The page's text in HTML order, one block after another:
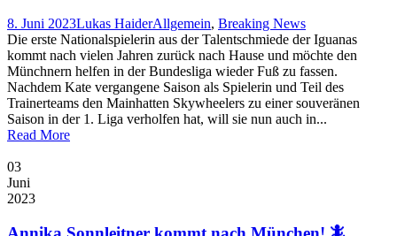
8. Juni 2023Lukas HaiderAllgemein, Breaking News
Die erste Nationalspielerin aus der Talentschmiede der Iguanas
kommt nach vielen Jahren zurück nach Hause und möchte den
Münchnern helfen in der Bundesliga wieder Fuß zu fassen.
Nachdem Kate vergangene Saison als Spielerin und Teil des
Trainerteams den Mainhatten Skywheelers zu einer souveränen
Saison in der 1. Liga verholfen hat, will sie nun auch in...
Read More
03
Juni
2023